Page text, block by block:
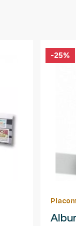
-25%